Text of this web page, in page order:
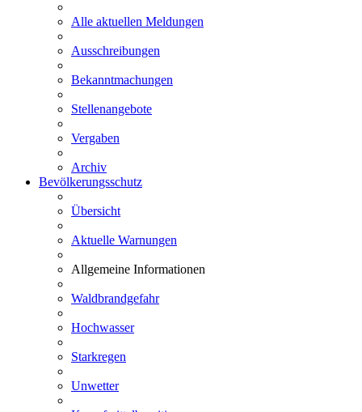
Alle aktuellen Meldungen
Ausschreibungen
Bekanntmachungen
Stellenangebote
Vergaben
Archiv
Bevölkerungsschutz
Übersicht
Aktuelle Warnungen
Allgemeine Informationen
Waldbrandgefahr
Hochwasser
Starkregen
Unwetter